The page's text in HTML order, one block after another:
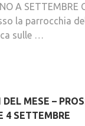
A
la parrocchia
sulle …
DEL MESE –
4 SETTEMBRE